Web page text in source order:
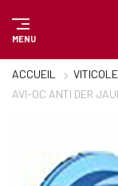
MENU
ACCUEIL
AVI-OC ANTI DER
Panneau de gestion